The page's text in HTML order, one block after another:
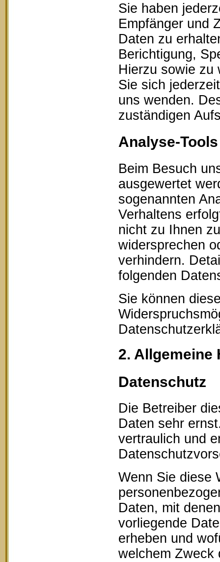
Sie haben
Empfänger und
Daten zu
Berichtigung,
Hierzu sowie zu
Sie sich
uns wenden.
zuständigen
Analyse-
Beim Besuch
ausgewertet
sogenannten
Verhaltens
nicht zu Ihnen
widersprechen
verhindern.
folgenden
Sie können
2. Allgemeine
Datenschutz
Die Betreiber
Daten sehr
vertraulich und
Wenn Sie diese
Daten, mit
vorliegende
erheben und
welchem Zweck